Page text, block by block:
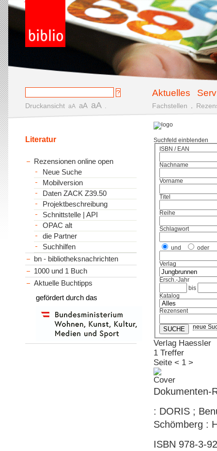
Aktuelles
Druckansicht aA aA aA Fachstellen
Suchfeld einblenden
ISBN / EAN
Nachname
Vorname
Titel
Reihe
Schlagwort
und oder
Verlag
Ersch.-Jahr
bis
Katalog
Rezensent
neue
Verlag Haessler
1 Treffer
Seite < 1 >
Dokumenten-
: DORIS ;
Schömberg :
ISBN 978-3-
Literatur
Rezensionen online open
Neue Suche
Mobilversion
Daten ZACK Z39.50
Projektbeschreibung
Schnittstelle | API
OPAC alt
die Partner
Suchhilfen
bn - bibliotheksnachrichten
1000 und 1 Buch
Aktuelle Buchtipps
gefördert durch das